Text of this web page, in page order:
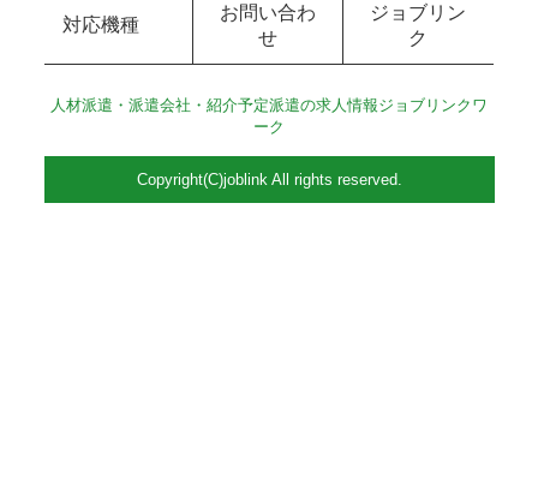
対応機種
お問い合わ
せ
ジョブリン
ク
人材派遣・派遣会社・紹介予定派遣の求人情報ジョブリンクワ
ーク
Copyright(C)joblink All rights reserved.